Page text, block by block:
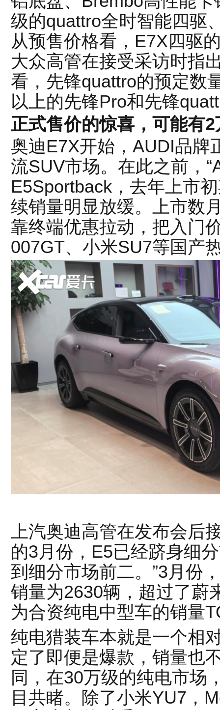
级的quattro全时智能四驱
从预售价格看，E7X四驱
大众高管在接受采访时指
看，先锋quattro的预定数
以上的先锋Pro和先锋
正式售价的惊喜，可能有2
奥迪E7X开始，AUDI品牌
流SUV市场。在此之前，
E5Sportback，去年上市
续销量明显放缓。上市数
靠终端优惠拉动，把入门
007GT、小米SU7等国产
上汽奥迪高管在发布会后
的3月份，E5已经跻身细
到细分市场前二。”3月份
销量为2630辆，超过了蔚
为合资纯电中型车的销量
纯电猎装车本就是一个相
定了即便是爆款，销量也
同，在30万级的纯电市场
目共睹。除了小米YU7，